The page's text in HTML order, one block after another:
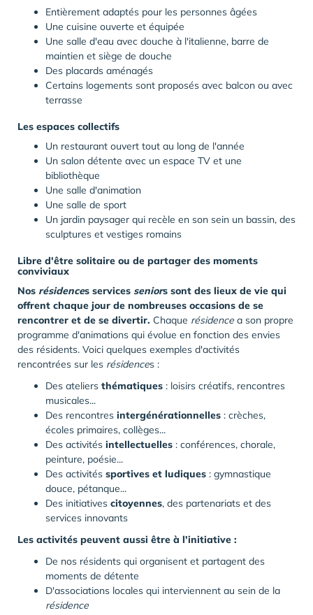
Entièrement adaptés pour les personnes âgées
Une cuisine ouverte et équipée
Une salle d'eau avec douche à l'italienne, barre de
maintien et siège de douche
Des placards aménagés
Certains logements sont proposés avec balcon ou avec
terrasse
Les espaces collectifs
Un restaurant ouvert tout au long de l'année
Un salon détente avec un espace TV et une
bibliothèque
Une salle d'animation
Une salle de sport
Un jardin paysager qui recèle en son sein un bassin, des
sculptures et vestiges romains
Libre d'être solitaire ou de partager des moments
conviviaux
Nos résidences services seniors sont des lieux de vie qui
offrent chaque jour de nombreuses occasions de se
rencontrer et de se divertir. Chaque résidence a son propre
programme d'animations qui évolue en fonction des envies
des résidents. Voici quelques exemples d'activités
rencontrées sur les résidences :
Des ateliers thématiques : loisirs créatifs, rencontres
musicales...
Des rencontres intergénérationnelles : crèches,
écoles primaires, collèges...
Des activités intellectuelles : conférences, chorale,
peinture, poésie...
Des activités sportives et ludiques : gymnastique
douce, pétanque...
Des initiatives citoyennes, des partenariats et des
services innovants
Les activités peuvent aussi être à l'initiative :
De nos résidents qui organisent et partagent des
moments de détente
D'associations locales qui interviennent au sein de la
résidence